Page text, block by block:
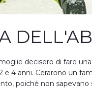
decisero di fare
e 4 anni. Cerarono un
poiché non sapevano